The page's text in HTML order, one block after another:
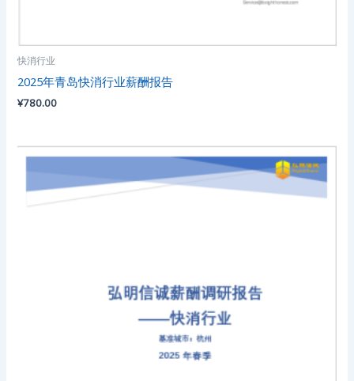
快消行业
2025年青岛快消行业薪酬报告
¥780.00